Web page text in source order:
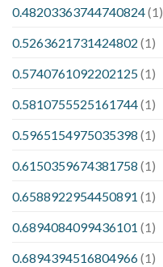
0.48203363744740824(1)
0.5263621731424802 (1)
0.5740761092202125(1)
0.5810755525161744(1)
0.5965154975035398 (1)
0.6150359674381758 (1)
0.6588922954450891 (1)
0.6894084099436101 (1)
0.6894394516804966(1)